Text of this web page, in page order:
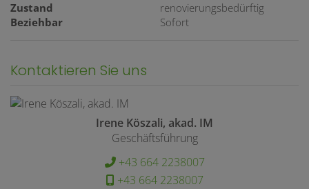
Zustand
renovierungsbedürftig
Beziehbar
Sofort
Kontaktieren Sie uns
Irene Köszali, akad. IM
Geschäftsführung
+43 664 2238007
+43 664 2238007